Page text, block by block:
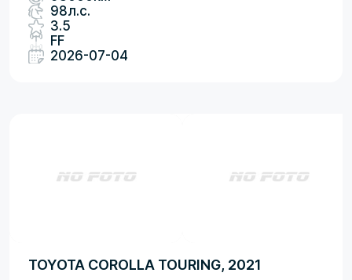
98л.с.
3.5
FF
2026-07-04
TOYOTA COROLLA TOURING, 2021